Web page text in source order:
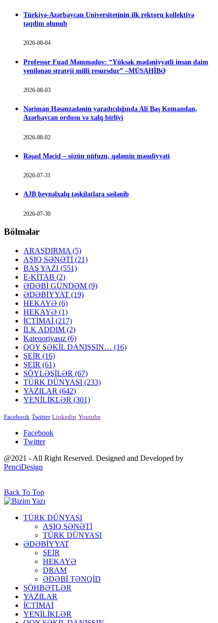
Türkiyə-Azərbaycan Universitetinin ilk rektoru kollektivə
təqdim olunub
2026-08-04
Professor Fuad Məmmədov: “Yüksək mədəniyyətli insan daim
yenilənən strateji milli resursdur” –MÜSAHİBƏ
2026-08-03
Nəriman Həsənzadənin yaradıcılığında Ali Baş Komandan,
Azərbaycan ordusu və xalq birliyi
2026-08-02
Rəşad Məcid – sözün nüfuzu, qələmin məsuliyyəti
2026-07-31
AJB beynəlxalq təşkilatlara səslənib
2026-07-30
Bölmələr
ARAŞDIRMA (5)
AŞIQ SƏNƏTİ (21)
BAŞ YAZI (551)
E-KİTAB (2)
ƏDƏBİ GÜNDƏM (9)
ƏDƏBİYYAT (19)
HEKAYƏ (6)
HEKAYƏ (1)
İCTİMAİ (217)
İLK ADDIM (2)
Kateqoriyasız (6)
QOY ŞƏKİL DANIŞSIN… (16)
ŞEİR (16)
ŞEİR (61)
SÖYLƏŞİLƏR (67)
TÜRK DÜNYASI (233)
YAZILAR (642)
YENİLİKLƏR (301)
Facebook Twitter Linkedin Youtube
Facebook
Twitter
@2021 - All Right Reserved. Designed and Developed by
PenciDesign
Back To Top
TÜRK DÜNYASI
AŞIQ SƏNƏTİ
TÜRK DÜNYASI
ƏDƏBİYYAT
ŞEİR
HEKAYƏ
DRAM
ƏDƏBİ TƏNQİD
SÖHBƏTLƏR
YAZILAR
İCTİMAİ
YENİLİKLƏR